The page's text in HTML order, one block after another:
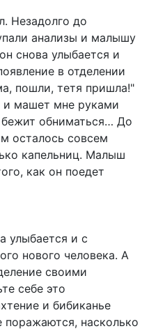
Незадолго до
анализы и малышу
снова улыбается и
в отделении
пошли, тетя пришла!"
и машет мне руками
обниматься… До
осталось совсем
капельниц. Малыш
как он поедет
улыбается и с
нового человека. А
своими
себе это
и бибиканье
насколько